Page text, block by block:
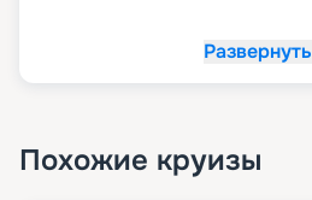
Развернуть
Похожие круизы